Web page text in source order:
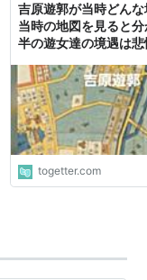
吉原遊郭が当時どん
当時の地図を見ると
半の遊女達の境遇は
togetter.com